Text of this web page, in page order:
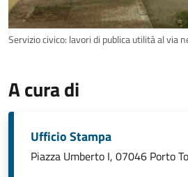
Servizio civico: lavori di publica utilità al via
A cura di
Ufficio Stampa
Piazza Umberto I, 07046 Porto